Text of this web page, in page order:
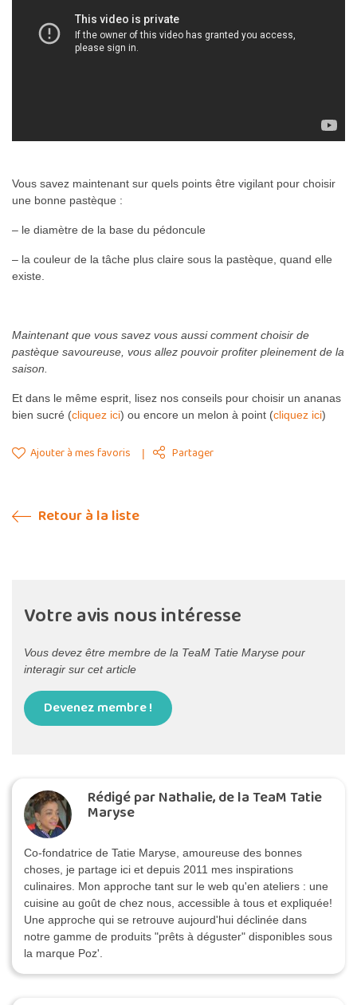
Vous savez maintenant sur quels points être vigilant pour choisir
une bonne pastèque :
– le diamètre de la base du pédoncule
– la couleur de la tâche plus claire sous la pastèque, quand elle
existe.
Maintenant que vous savez vous aussi comment choisir de
pastèque savoureuse, vous allez pouvoir profiter pleinement de la
saison.
Et dans le même esprit, lisez nos conseils pour choisir un ananas
bien sucré (cliquez ici) ou encore un melon à point (cliquez ici)
Ajouter à mes favoris Partager
Retour à la liste
Votre avis nous intéresse
Vous devez être membre de la TeaM Tatie Maryse pour
interagir sur cet article
Devenez membre !
Rédigé par Nathalie, de la TeaM Tatie
Maryse
Co-fondatrice de Tatie Maryse, amoureuse des bonnes
choses, je partage ici et depuis 2011 mes inspirations
culinaires. Mon approche tant sur le web qu'en ateliers : une
cuisine au goût de chez nous, accessible à tous et expliquée!
Une approche qui se retrouve aujourd'hui déclinée dans
notre gamme de produits "prêts à déguster" disponibles sous
la marque Poz'.